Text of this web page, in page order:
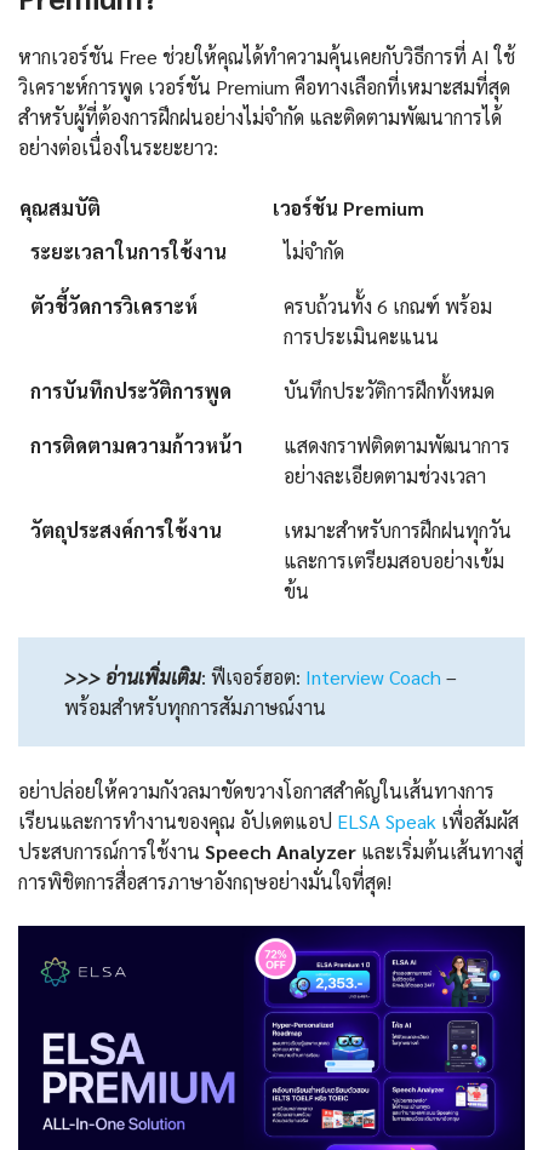
หากเวอร์ชัน Free ช่วยให้คุณได้ทำความคุ้นเคยกับวิธีการที่ AI ใช้
วิเคราะห์การพูด เวอร์ชัน Premium คือทางเลือกที่เหมาะสมที่สุด
สำหรับผู้ที่ต้องการฝึกฝนอย่างไม่จำกัด และติดตามพัฒนาการได้
อย่างต่อเนื่องในระยะยาว:
คุณสมบัติ
เวอร์ชัน Premium
ระยะเวลาในการใช้งาน
ไม่จำกัด
ตัวชี้วัดการวิเคราะห์
ครบถ้วนทั้ง 6 เกณฑ์ พร้อม
การประเมินคะแนน
การบันทึกประวัติการพูด บันทึกประวัติการฝึกทั้งหมด
การติดตามความก้าวหน้า
แสดงกราฟติดตามพัฒนาการ
อย่างละเอียดตามช่วงเวลา
วัตถุประสงค์การใช้งาน
เหมาะสำหรับการฝึกฝนทุกวัน
และการเตรียมสอบอย่างเข้ม
ข้น
>>> อ่านเพิ่มเติม: ฟีเจอร์ฮอต: Interview Coach –
พร้อมสำหรับทุกการสัมภาษณ์งาน
อย่าปล่อยให้ความกังวลมาขัดขวางโอกาสสำคัญในเส้นทางการ
เรียนและการทำงานของคุณ อัปเดตแอป ELSA Speak เพื่อสัมผัส
ประสบการณ์การใช้งาน Speech Analyzer และเริ่มต้นเส้นทางสู่
การพิชิตการสื่อสารภาษาอังกฤษอย่างมั่นใจที่สุด!